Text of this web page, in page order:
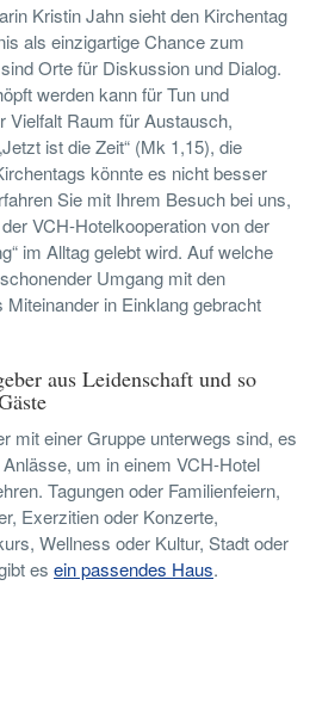
Kristin Jahn sieht den Kirchentag
als einzigartige Chance zum
Orte für Diskussion und Dialog.
werden kann für Tun und
Vielfalt Raum für Austausch,
ist die Zeit“ (Mk 1,15), die
könnte es nicht besser
Sie mit Ihrem Besuch bei uns,
VCH-Hotelkooperation von der
im Alltag gelebt wird. Auf welche
Umgang mit den
in Einklang gebracht
aus Leidenschaft und so
mit einer Gruppe unterwegs sind, es
um in einem VCH-Hotel
Tagungen oder Familienfeiern,
Exerzitien oder Konzerte,
Wellness oder Kultur, Stadt oder
es ein passendes Haus.